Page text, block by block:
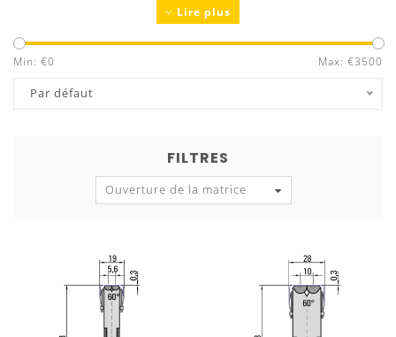
Sélection optimale des aciers
Trempé selonl‘utilisation prévue
Interchangeabilité et parallélisme
garantis
Inscription sur l‘outil
avec informations
significatives
Lire plus
Min: €0 Max: €3500
Par défaut
FILTRES
Ouverture de la matrice